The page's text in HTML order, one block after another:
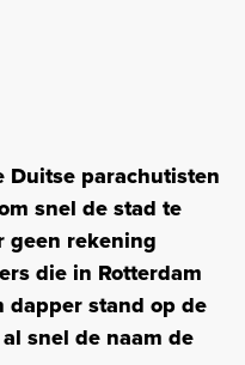
Duitse parachutisten
snel de stad te
geen rekening
die in Rotterdam
stand op de
snel de naam de